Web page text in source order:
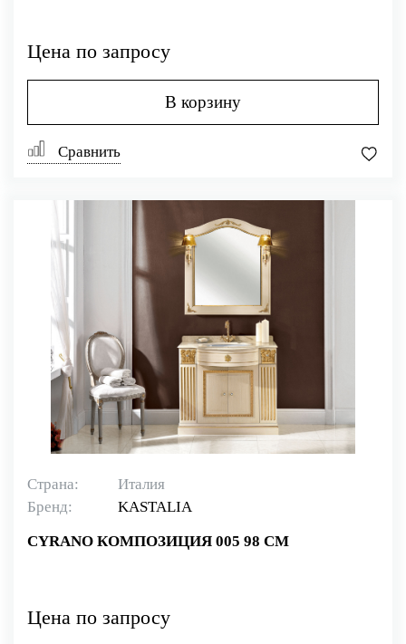
Цена по запросу
В корзину
Сравнить
Страна:
Италия
Бренд:
KASTALIA
CYRANO КОМПОЗИЦИЯ 005 98 СМ
Цена по запросу